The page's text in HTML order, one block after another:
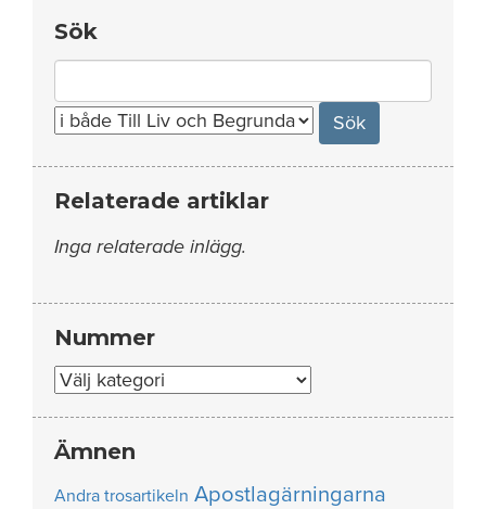
Sök
for:
Relaterade artiklar
Inga relaterade inlägg.
Nummer
Nummer
Ämnen
Andra trosartikeln Apostlagärningarna